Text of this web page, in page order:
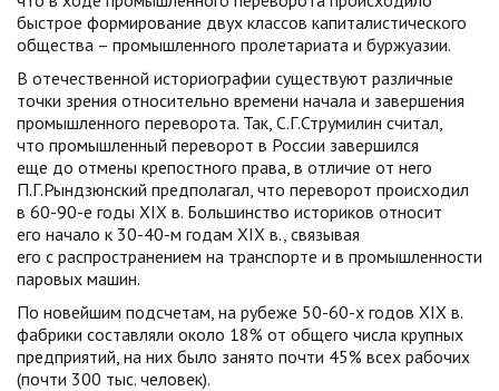
быстрое формирование двух классов капиталистического
общества – промышленного пролетариата и буржуазии.
В отечественной историографии существуют различные
точки зрения относительно времени начала и завершения
промышленного переворота. Так, С.Г.Струмилин считал,
что промышленный переворот в России завершился
еще до отмены крепостного права, в отличие от него
П.Г.Рындзюнский предполагал, что переворот происходил
в 60-90-е годы XIX в. Большинство историков относит
его начало к 30-40-м годам XIX в., связывая
его с распространением на транспорте и в промышленности
паровых машин.
По новейшим подсчетам, на рубеже 50-60-х годов XIX в.
фабрики составляли около 18% от общего числа крупных
предприятий, на них было занято почти 45% всех рабочих
(почти 300 тыс. человек).